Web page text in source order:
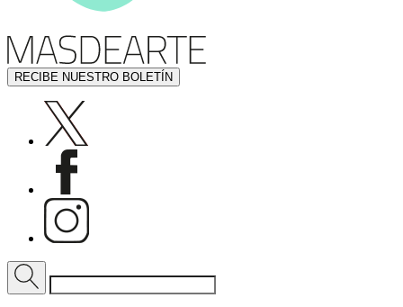
RECIBE NUESTRO BOLETÍN